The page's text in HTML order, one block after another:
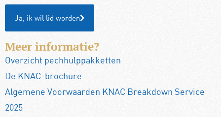
Ja, ik wil lid worden
Meer informatie?
Overzicht pechhulppakketten
De KNAC-brochure
Algemene Voorwaarden KNAC Breakdown Service
2025